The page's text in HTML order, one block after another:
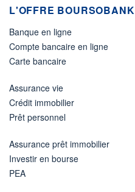
L'OFFRE BOURSOBANK
Banque en ligne
Compte bancaire en ligne
Carte bancaire
Assurance vie
Crédit immobilier
Prêt personnel
Assurance prêt immobilier
Investir en bourse
PEA